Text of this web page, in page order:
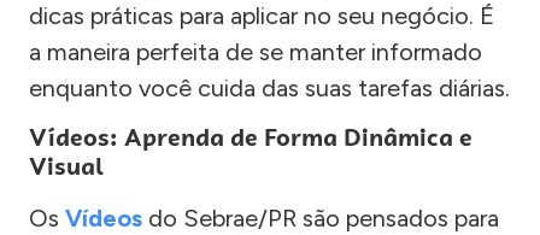
dicas práticas para aplicar no seu negócio. É
a maneira perfeita de se manter informado
enquanto você cuida das suas tarefas diárias.
Vídeos: Aprenda de Forma Dinâmica e
Visual
Os Vídeos do Sebrae/PR são pensados para